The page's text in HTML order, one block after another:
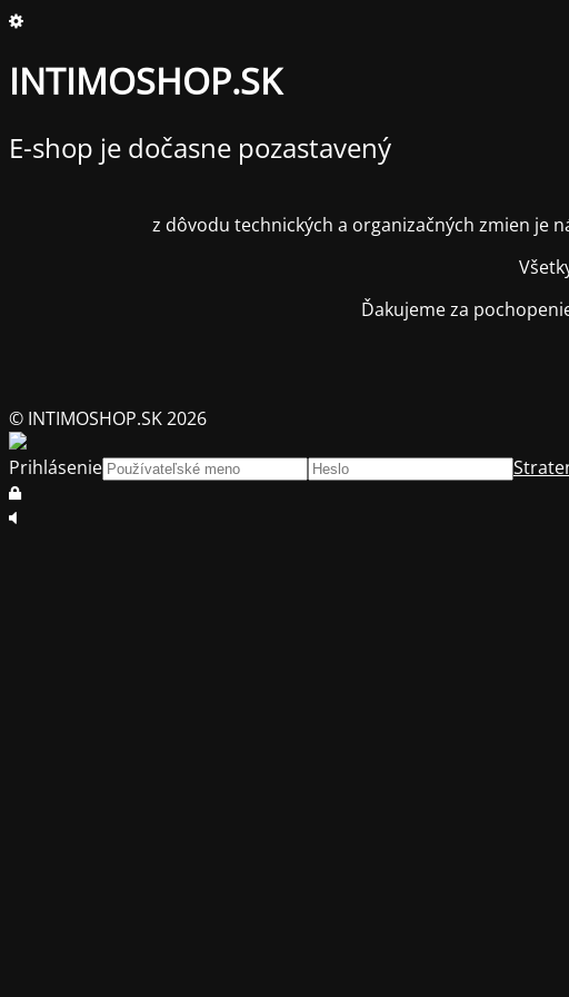
INTIMOSHOP.SK
E-shop je dočasne pozastavený
z dôvodu technických a organizačných zmien je
Ďakujeme za
© INTIMOSHOP.SK 2026
Prihlásenie